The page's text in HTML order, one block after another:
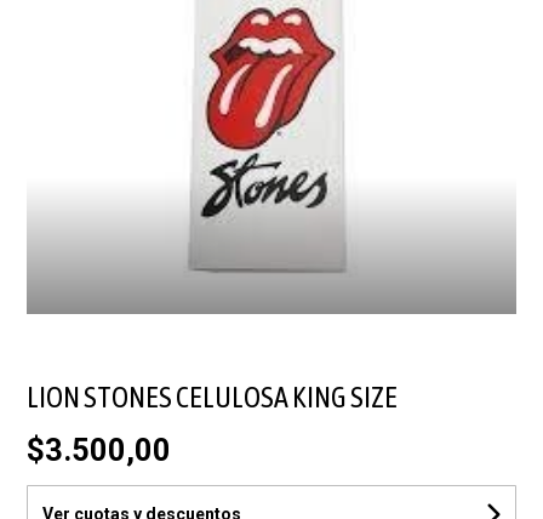
LION STONES CELULOSA KING SIZE
$3.500,00
Ver cuotas y descuentos